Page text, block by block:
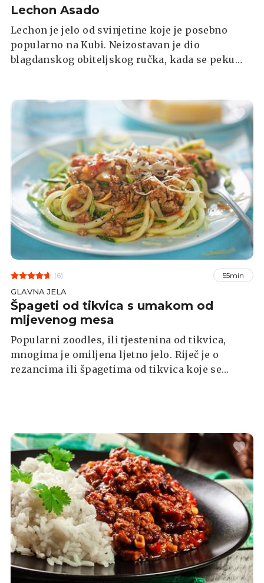
Lechon Asado
Lechon je jelo od svinjetine koje je posebno
popularno na Kubi. Neizostavan je dio
blagdanskog obiteljskog ručka, kada se peku
Španjolska riječ Lechon označava pečeno prase
koje se još uvijek hranilo sisanjem majčinog
mlijeka.
(6) 55min
GLAVNA JELA
Špageti od tikvica s umakom od
mljevenog mesa
Popularni zoodles, ili tjestenina od tikvica,
mnogima je omiljena ljetno jelo. Riječ je o
rezancima ili špagetima od tikvica koje se